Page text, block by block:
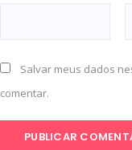
Salvar meus dados
comentar.